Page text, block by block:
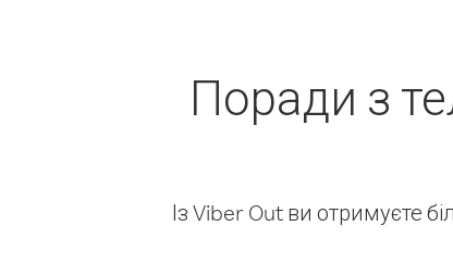
Поради з
Із Viber Out ви отримуєте